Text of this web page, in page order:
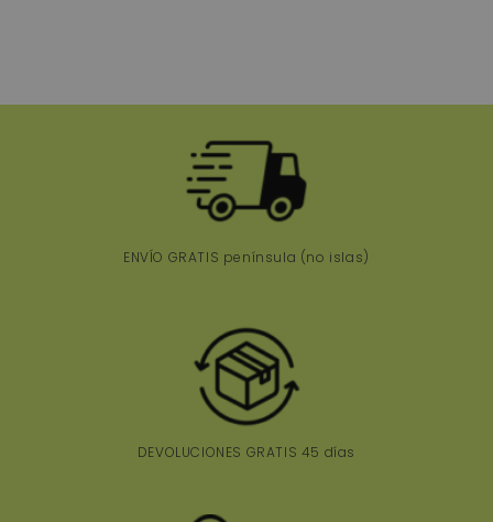
ENVÍO GRATIS península (no islas)
DEVOLUCIONES GRATIS 45 días